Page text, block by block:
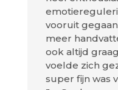
vooruit
meer
ook altijd
voelde zich
super fijn was